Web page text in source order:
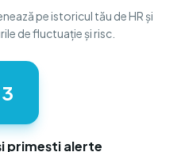
pe istoricul tău de HR și
de fluctuație și risc.
3
primești alerte